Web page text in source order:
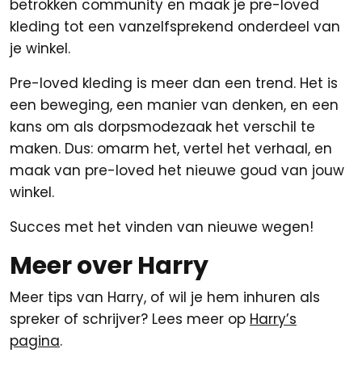
betrokken community en maak je pre-loved
kleding tot een vanzelfsprekend onderdeel van
je winkel.
Pre-loved kleding is meer dan een trend. Het is
een beweging, een manier van denken, en een
kans om als dorpsmodezaak het verschil te
maken. Dus: omarm het, vertel het verhaal, en
maak van pre-loved het nieuwe goud van jouw
winkel.
Succes met het vinden van nieuwe wegen!
Meer over Harry
Meer tips van Harry, of wil je hem inhuren als
spreker of schrijver? Lees meer op Harry’s
pagina.